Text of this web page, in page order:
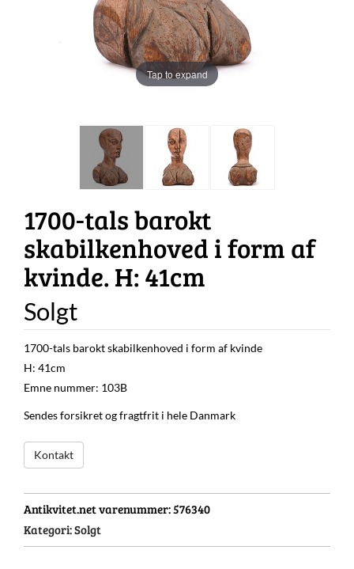
Tap to expand
1700-tals barokt
skabilkenhoved i form af
kvinde. H: 41cm
Solgt
1700-tals barokt skabilkenhoved i form af kvinde
H: 41cm
Emne nummer: 103B
Sendes forsikret og fragtfrit i hele Danmark
Kontakt
Antikvitet.net varenummer:576340
Kategori:Solgt